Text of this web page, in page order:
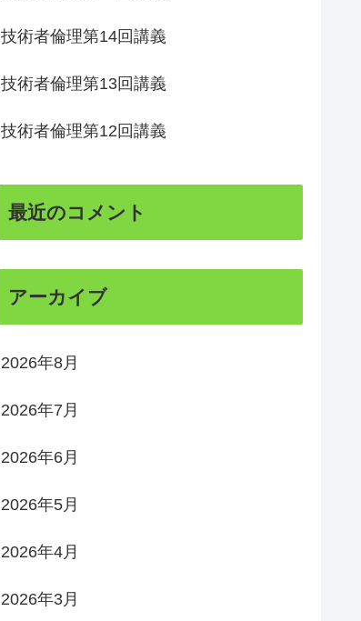
技術者倫理第14回講義
技術者倫理第13回講義
技術者倫理第12回講義
最近のコメント
アーカイブ
2026年8月
2026年7月
2026年6月
2026年5月
2026年4月
2026年3月